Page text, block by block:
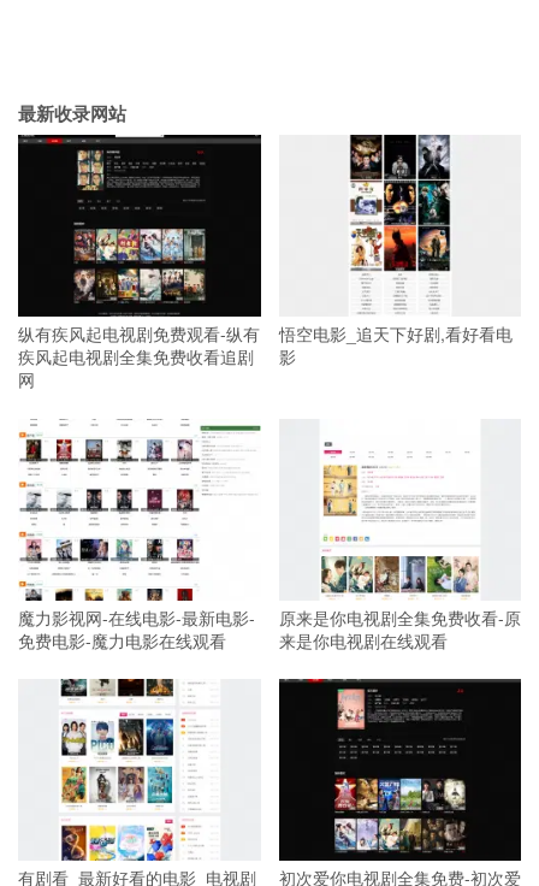
最新收录网站
纵有疾风起电视剧免费观看-纵有
疾风起电视剧全集免费收看追剧
网
悟空电影_追天下好剧,看好看电
影
魔力影视网-在线电影-最新电影-
免费电影-魔力电影在线观看
原来是你电视剧全集免费收看-原
来是你电视剧在线观看
有剧看_最新好看的电影_电视剧 初次爱你电视剧全集免费-初次爱